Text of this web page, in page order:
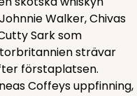
Walker, Chivas
Sark som
strävar
förstaplatsen.
Coffeys uppfinning,